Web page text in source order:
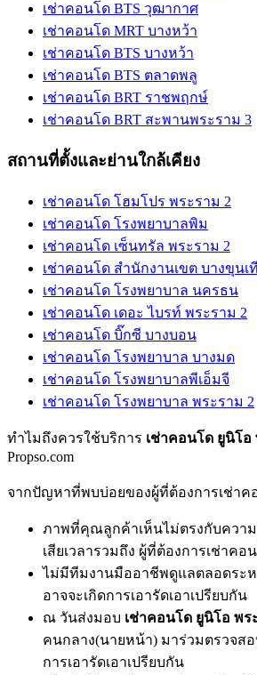
เช่าคอนโด BTS วุฒากาศ
เช่าคอนโด MRT บางหว้า
เช่าคอนโด BTS บางหว้า
เช่าคอนโด BTS ตลาดพลู
เช่าคอนโด BRT ราชพฤกษ์
เช่าคอนโด BRT สะพานพระราม 3
สถานที่ตั้งและย่านใกล้เคียง
เช่าคอนโด โฮมโปร พระราม 2
เช่าคอนโด โรงพยาบาลพิม
เช่าคอนโด เซ็นทรัล พระราม 2
เช่าคอนโด สำนักงานเขต บางขุนเ
เช่าคอนโด โรงพยาบาล นครธน
เช่าคอนโด เดอะ ไบรท์ พระราม 2
เช่าคอนโด บิ๊กซี บางบอน
เช่าคอนโด โรงพยาบาล บางมด
เช่าคอนโด โรงพยาบาลพีเอ็มจี
เช่าคอนโด โรงพยาบาล พระราม 2
ทำไมถึงควรใช้บริการ เช่าคอนโด ยูนิโอ
Propso.com
จากปัญหาที่พบบ่อยของผู้ที่ต้องการเช่าค
ภาพที่คุณลูกค้าเห็นไม่ตรงกับความ
เสียเวลารวมถึง ผู้ที่ต้องการเช่าคอ
ไม่มีทีมงานมืออาชีพดูแลตลอดระห
อาจจะเกิดการเอารัดเอาเปรียบกัน
ณ วันส่งมอบ เช่าคอนโด ยูนิโอ พร
คนกลาง(นายหน้า) มาร่วมตรวจส
การเอารัดเอาเปรียบกัน